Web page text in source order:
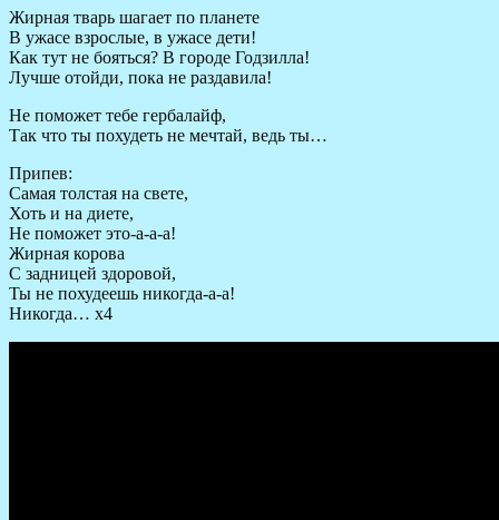
Жирная тварь шагает по планете
В ужасе взрослые, в ужасе дети!
Как тут не бояться? В городе Годзилла!
Лучше отойди, пока не раздавила!
Не поможет тебе гербалайф,
Так что ты похудеть не мечтай, ведь ты…
Припев:
Самая толстая на свете,
Хоть и на диете,
Не поможет это-а-а-а!
Жирная корова
С задницей здоровой,
Ты не похудеешь никогда-а-а!
Никогда… х4